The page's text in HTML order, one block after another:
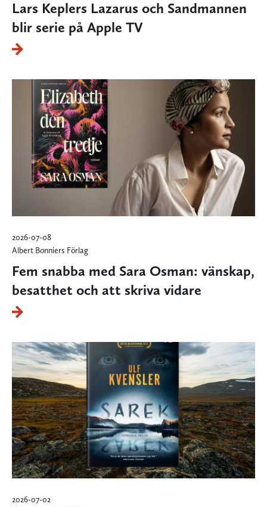
Lars Keplers Lazarus och Sandmannen
blir serie på Apple TV
2026-07-08
Albert Bonniers Förlag
Fem snabba med Sara Osman: vänskap,
besatthet och att skriva vidare
2026-07-02